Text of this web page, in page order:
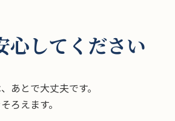
心してください
あとで大丈夫です。
ろえます。